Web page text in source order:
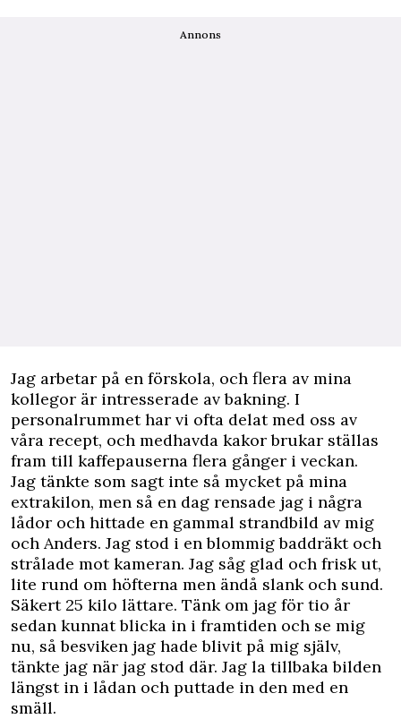
Annons
Jag arbetar på en förskola, och flera av mina
kollegor är intresserade av bakning. I
personalrummet har vi ofta delat med oss av
våra recept, och medhavda kakor brukar ställas
fram till kaffepauserna flera gånger i veckan.
Jag tänkte som sagt inte så mycket på mina
extrakilon, men så en dag rensade jag i några
lådor och hittade en gammal strandbild av mig
och Anders. Jag stod i en blommig baddräkt och
strålade mot kameran. Jag såg glad och frisk ut,
lite rund om höfterna men ändå slank och sund.
Säkert 25 kilo lättare. Tänk om jag för tio år
sedan kunnat blicka in i framtiden och se mig
nu, så besviken jag hade blivit på mig själv,
tänkte jag när jag stod där. Jag la tillbaka bilden
längst in i lådan och puttade in den med en
smäll.